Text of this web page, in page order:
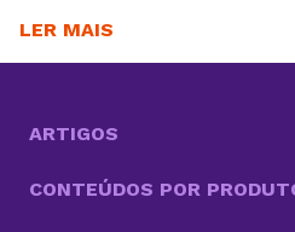
qual for o objetivo, escolher
sinônimo...
LER MAIS
ARTIGOS
CONTEÚDOS POR